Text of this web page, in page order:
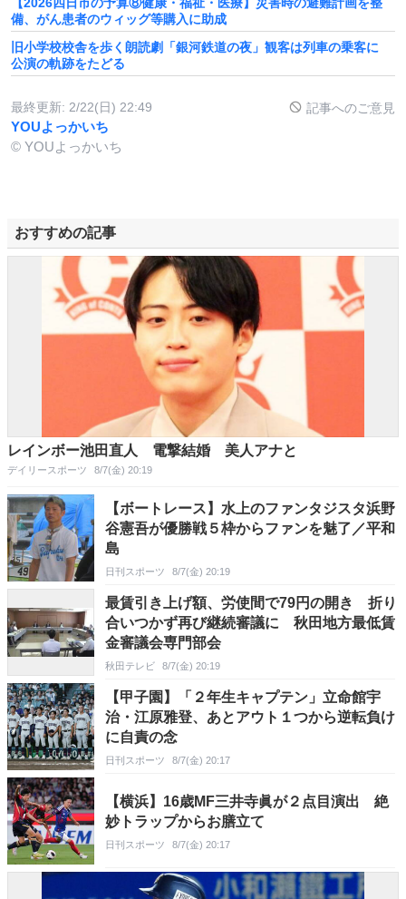
備、がん患者のウィッグ等購入に助成
旧小学校校舎を歩く朗読劇「銀河鉄道の夜」観客は列車の乗客に
公演の軌跡をたどる
最終更新: 2/22(日) 22:49 記事へのご意見
YOUよっかいち
© YOUよっかいち
おすすめの記事
レインボー池田直人 電撃結婚 美人アナと
デイリースポーツ 8/7(金) 20:19
【ボートレース】水上のファンタジスタ浜野
谷憲吾が優勝戦５枠からファンを魅了／平和
島
日刊スポーツ 8/7(金) 20:19
最賃引き上げ額、労使間で79円の開き 折り
合いつかず再び継続審議に 秋田地方最低賃
金審議会専門部会
秋田テレビ 8/7(金) 20:19
【甲子園】「２年生キャプテン」立命館宇
治・江原雅登、あとアウト１つから逆転負け
に自責の念
日刊スポーツ 8/7(金) 20:17
【横浜】16歳MF三井寺眞が２点目演出 絶
妙トラップからお膳立て
日刊スポーツ 8/7(金) 20:17